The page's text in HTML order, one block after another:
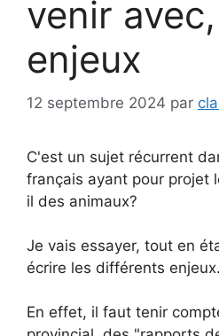
venir
enjeux
12 septembre 2024 par
C'est un sujet récurrent
français ayant pour projet
il des animaux?
Je vais essayer, tout en
écrire les différents enjeux.
En effet, il faut tenir